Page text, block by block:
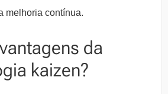
melhoria contínua.
da
kaizen?